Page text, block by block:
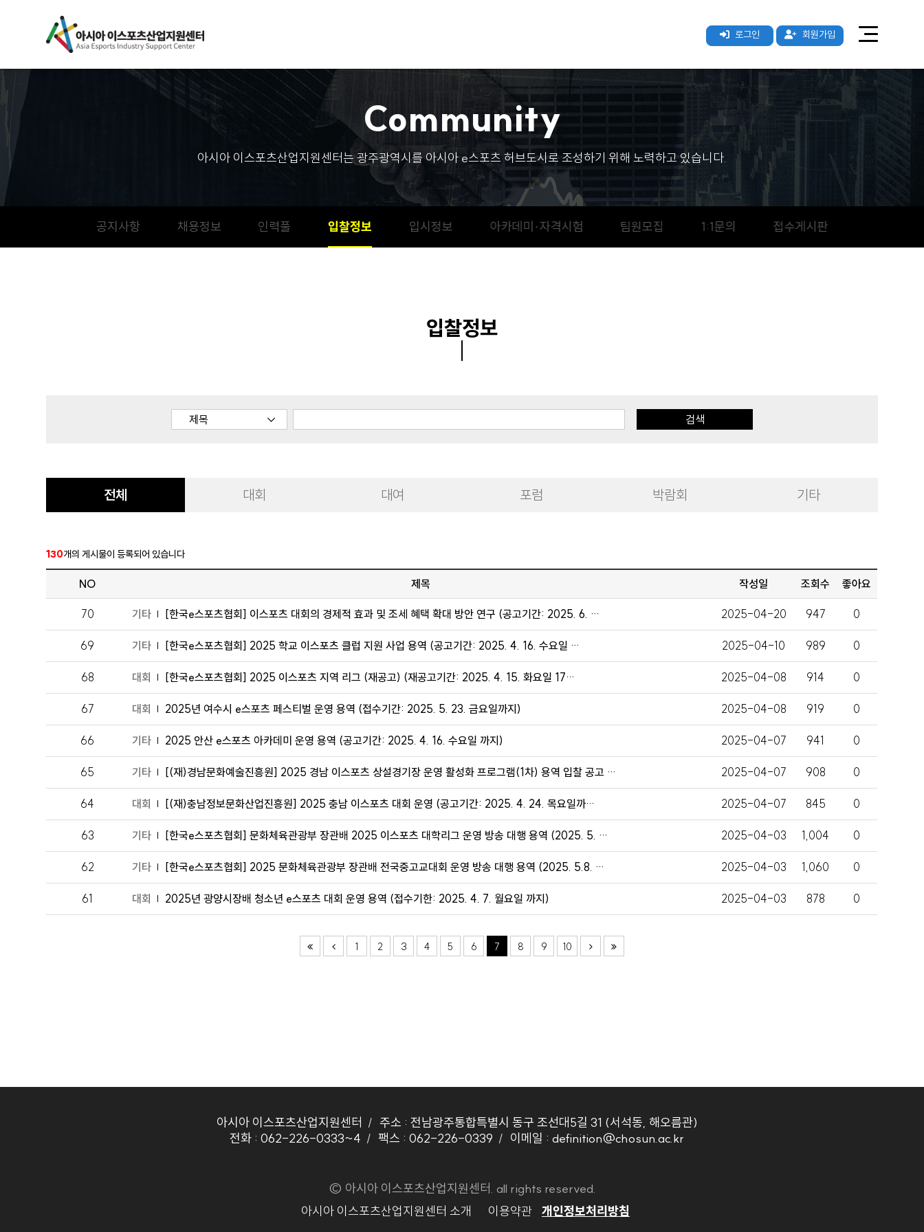
로그인 회원가입
Community
아시아 이스포츠산업지원센터는 광주광역시를 아시아 e스포츠 허브도시로 조성하기 위해 노력하고 있습니다.
공지사항 채용정보 인력풀 입찰정보 입시정보 아카데미·자격시험 팀원모집 1:1문의 접수게시판
입찰정보
검색
전체 대회 대여 포럼 박람회 기타
130개의 게시물이 등록되어 있습니다
NO 제목 작성일 조회수 좋아요
70 기타 [한국e스포츠협회] 이스포츠 대회의 경제적 효과 및 조세 혜택 확대 방안 연구 (공고기간: 2025. 6. … 2025-04-20 947 0
69 기타 [한국e스포츠협회] 2025 학교 이스포츠 클럽 지원 사업 용역 (공고기간: 2025. 4. 16. 수요일 … 2025-04-10 989 0
68 대회 [한국e스포츠협회] 2025 이스포츠 지역 리그 (재공고) (재공고기간: 2025. 4. 15. 화요일 17… 2025-04-08 914 0
67 대회 2025년 여수시 e스포츠 페스티벌 운영 용역 (접수기간: 2025. 5. 23. 금요일까지) 2025-04-08 919 0
66 기타 2025 안산 e스포츠 아카데미 운영 용역 (공고기간: 2025. 4. 16. 수요일 까지) 2025-04-07 941 0
65 기타 [(재)경남문화예술진흥원] 2025 경남 이스포츠 상설경기장 운영 활성화 프로그램(1차) 용역 입찰 공고 … 2025-04-07 908 0
64 대회 [(재)충남정보문화산업진흥원] 2025 충남 이스포츠 대회 운영 (공고기간: 2025. 4. 24. 목요일까… 2025-04-07 845 0
63 기타 [한국e스포츠협회] 문화체육관광부 장관배 2025 이스포츠 대학리그 운영 방송 대행 용역 (2025. 5. … 2025-04-03 1,004 0
62 기타 [한국e스포츠협회] 2025 문화체육관광부 장관배 전국중고교대회 운영 방송 대행 용역 (2025. 5.8. … 2025-04-03 1,060 0
61 대회 2025년 광양시장배 청소년 e스포츠 대회 운영 용역 (접수기한: 2025. 4. 7. 월요일 까지) 2025-04-03 878 0
1 2 3 4 5 6 7 8 9 10
아시아 이스포츠산업지원센터
주소 : 전남광주통합특별시 동구 조선대5길 31 (서석동, 해오름관)
전화 : 062-226-0333~4 팩스 : 062-226-0339 이메일 : definition@chosun.ac.kr
© 아시아 이스포츠산업지원센터. all rights reserved.
아시아 이스포츠산업지원센터 소개
이용약관 개인정보처리방침